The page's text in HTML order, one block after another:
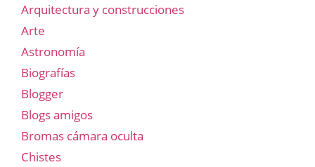
Arquitectura y construcciones
Arte
Astronomía
Biografías
Blogger
Blogs amigos
Bromas cámara oculta
Chistes